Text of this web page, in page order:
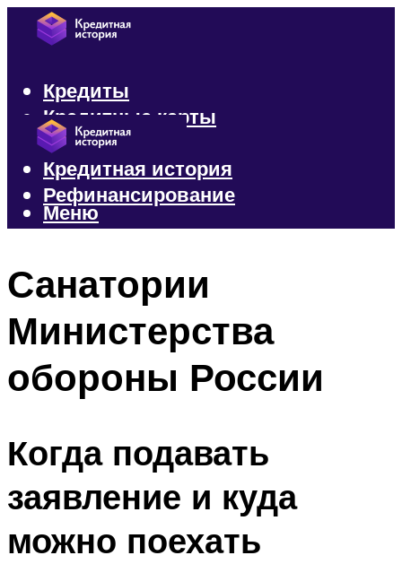
Кредиты
Кредитные карты
Микрозаймы
Кредитная история
Рефинансирование
Меню
Санатории
Министерства
обороны России
Когда подавать
заявление и куда
можно поехать